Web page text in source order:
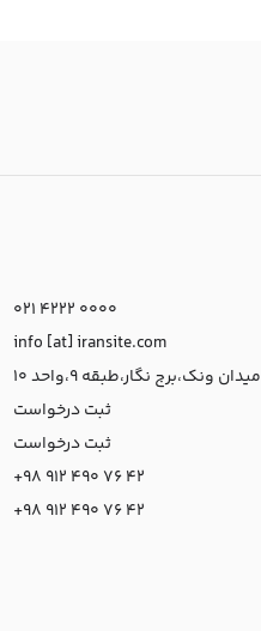
021 4222 0000
info [at] iransite.com
میدان ونک،برج نگار،طبقه 9،واحد 10
ثبت درخواست
ثبت درخواست
+98 912 490 76 42
+98 912 490 76 42